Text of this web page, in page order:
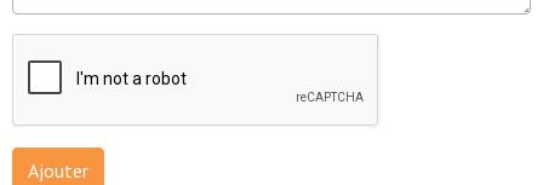
Ajouter